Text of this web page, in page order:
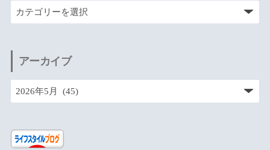
アーカイブ